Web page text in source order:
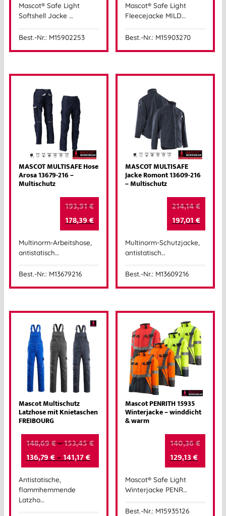
Mascot® Safe Light
Softshell Jacke …
Best.-Nr.: M15902253
Mascot® Safe Light
Fleecejacke MILD…
Best.-Nr.: M15903270
MASCOT MULTISAFE Hose
Arosa 13679-216 –
Multischutz
193,91€
178,39€
Multinorm-Arbeitshose,
antistatisch…
Best.-Nr.: M13679216
MASCOT MULTISAFE
Jacke Romont 13609-216
– Multischutz
214,14€
197,01€
Multinorm-Schutzjacke,
antistatisch…
Best.-Nr.: M13609216
Mascot Multischutz
Latzhose mit Knietaschen
FREIBOURG
148,69€–153,45€
136,79€–141,17€
Antistatische,
flammhemmende
Latzho…
Mascot PENRITH 15935
Winterjacke – winddicht
& warm
140,36€
129,13€
Mascot® Safe Light
Winterjacke PENR…
Best.-Nr.: M15935126